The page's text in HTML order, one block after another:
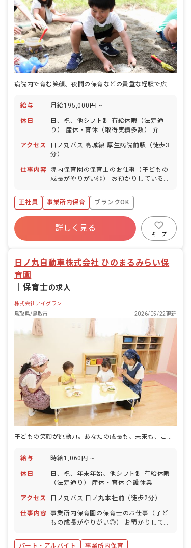
病院内で育む笑顔。夜間の保育などの貴重な経験で広がるキャリア
給与 月給195,000円 ~
休日
日、祝、他シフト制 有給休暇（法定通
り） 産休・育休（取得実績多数） 介護
アクセス
日ノ丸バス 高城線 厚生病院前駅（徒歩3
分）
仕事内容
院内保育園の保育士のお仕事（子どもの
成長がやりがい◎） お預かりしている子
食事・睡眠・排泄・清潔・衣類の着脱等
・集団生活を通じた社会性の装着 ・行事
の計画・実行、お知らせの作成
正社員 事業所内保育
ブランクOK
ボーナス・賞与あり
社会保険完備
有給
福利厚生充実
退職金制度
昇給昇進あり
詳しく見る
キープ
日ノ丸自動車株式会社 ひのまるみらい保
育園
保育士の求人
株式会社アイグラン
鳥取県/鳥取市
2026/05/22更新
子どもの笑顔が原動力。あなたの成長も、未来も、ここで描ける。
給与 時給1,060円 ~
休日
日、祝、年末年始、他シフト制 有給休暇
（法定通り） 産休・育休 介護休業
アクセス 日ノ丸バス 日ノ丸本社前（徒歩2分）
仕事内容 事業所内保育園の保育士のお仕事（子ど
もの成長がやりがい◎） お預かりしてい
す。 ・食事・睡眠・排泄・清潔・衣類の
パート・アルバイト 事業所内保育